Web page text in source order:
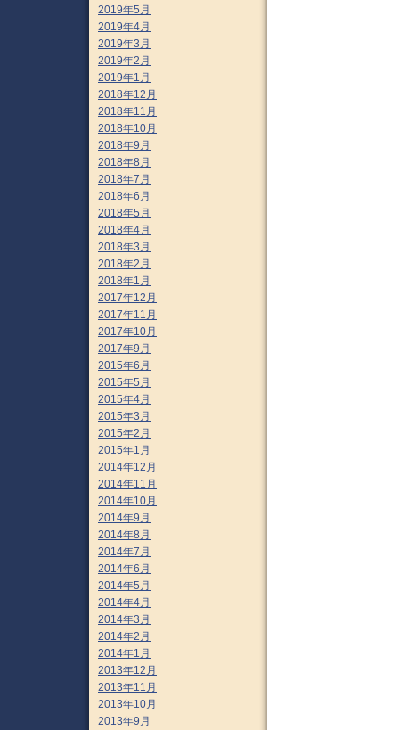
2019年5月
2019年4月
2019年3月
2019年2月
2019年1月
2018年12月
2018年11月
2018年10月
2018年9月
2018年8月
2018年7月
2018年6月
2018年5月
2018年4月
2018年3月
2018年2月
2018年1月
2017年12月
2017年11月
2017年10月
2017年9月
2015年6月
2015年5月
2015年4月
2015年3月
2015年2月
2015年1月
2014年12月
2014年11月
2014年10月
2014年9月
2014年8月
2014年7月
2014年6月
2014年5月
2014年4月
2014年3月
2014年2月
2014年1月
2013年12月
2013年11月
2013年10月
2013年9月